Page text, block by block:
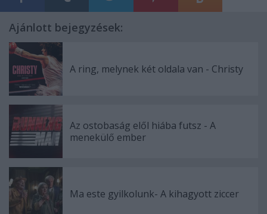
Ajánlott bejegyzések:
A ring, melynek két oldala van - Christy
Az ostobaság elől hiába futsz - A
menekülő ember
Ma este gyilkolunk- A kihagyott ziccer